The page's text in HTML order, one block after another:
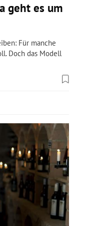
geht es um
Für manche
Doch das Modell